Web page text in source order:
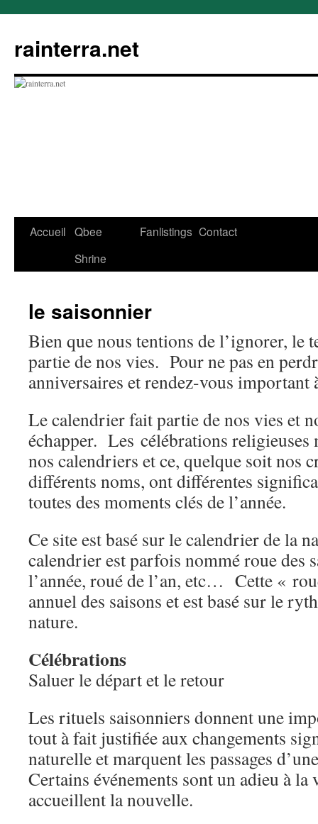
rainterra.net
Aller
Accueil Qbee
Shrine
Fanlistings Contact
le saisonnier
Bien que nous tentions de l’ignorer, le
partie de nos vies. Pour ne pas en
anniversaires et rendez-vous important
Le calendrier fait partie de nos vies et
échapper. Les célébrations religieuses
nos calendriers et ce, quelque soit nos
différents noms, ont différentes
toutes des moments clés de l’année.
Ce site est basé sur le calendrier de la
calendrier est parfois nommé roue des
l’année, roué de l’an, etc… Cette «
annuel des saisons et est basé sur le
nature.
Célébrations
Saluer le départ et le retour
Les rituels saisonniers donnent une
tout à fait justifiée aux changements
naturelle et marquent les passages
Certains événements sont un adieu à la
accueillent la nouvelle.